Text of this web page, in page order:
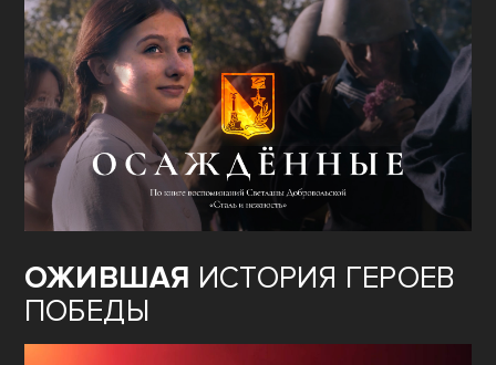
ОЖИВШАЯ ИСТОРИЯ ГЕРОЕВ
ПОБЕДЫ